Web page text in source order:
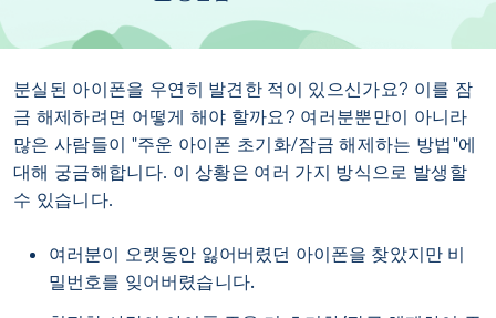
분실된 아이폰을 우연히 발견한 적이 있으신가요? 이를 잠
금 해제하려면 어떻게 해야 할까요? 여러분뿐만이 아니라
많은 사람들이 "주운 아이폰 초기화/잠금 해제하는 방법"에
대해 궁금해합니다. 이 상황은 여러 가지 방식으로 발생할
수 있습니다.
여러분이 오랫동안 잃어버렸던 아이폰을 찾았지만 비
밀번호를 잊어버렸습니다.